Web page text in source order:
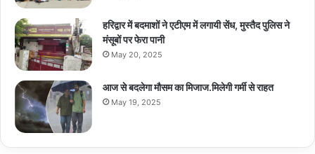
हरिद्वार में बदमाशों ने एटीएम में लगायी सेंध, मुस्तैद पुलिस ने
मंसूबों पर फेरा पानी
May 20, 2025
आज से बदलेगा मौसम का मिजाज.मिलेगी गर्मी से राहत
May 19, 2025